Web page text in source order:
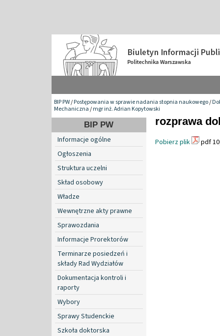
BIP PW/Postępowania w sprawie nadania stopnia naukowego/
Mechaniczna/mgr inż. Adrian Kopytowski
BIP PW
Informacje ogólne
Ogłoszenia
Struktura uczelni
Skład osobowy
Władze
Wewnętrzne akty prawne
Sprawozdania
Informacje Prorektorów
Terminarze posiedzeń i
składy Rad Wydziałów
Dokumentacja kontroli i
raporty
Wybory
Sprawy Studenckie
Szkoła doktorska
rozprawa
Pobierz plik pdf